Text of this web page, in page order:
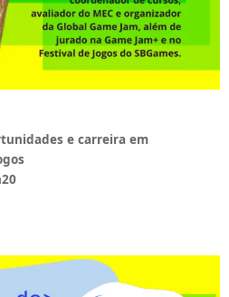
e carreira em